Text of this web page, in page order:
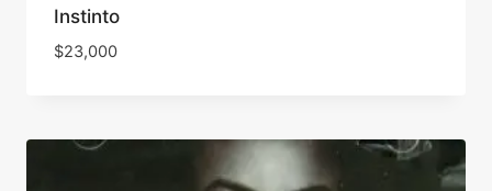
Instinto
$23,000